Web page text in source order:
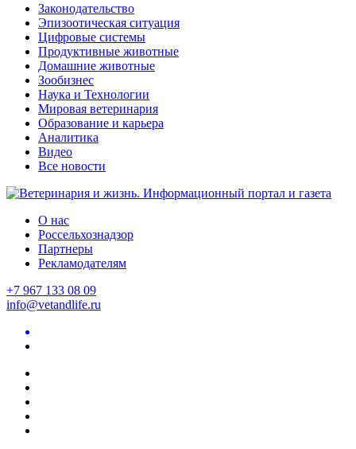
Законодательство
Эпизоотическая ситуация
Цифровые системы
Продуктивные животные
Домашние животные
Зообизнес
Наука и Технологии
Мировая ветеринария
Образование и карьера
Аналитика
Видео
Все новости
О нас
Россельхознадзор
Партнеры
Рекламодателям
+7 967 133 08 09
info@vetandlife.ru